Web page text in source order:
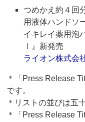
つめかえ約４回
用液体ハンドソ
イキレイ薬用泡
ｌ』新発売
ライオン株式会
＊「Press Release
です。
＊リストの並びは五
＊「Press Release